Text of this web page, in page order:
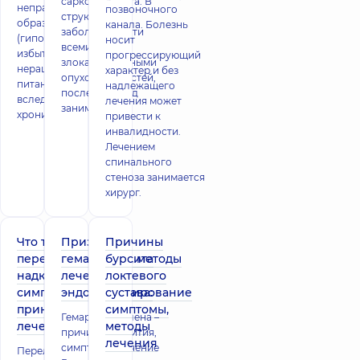
неправильного
образа жизни
(гиподинамия,
избыточный вес,
нерациональное
питание) или
вследствие
хронического заболе
структуре
заболеваемости
всеми
злокачественными
опухолями костей,
последний вид
занимает 2-
позвоночного
канала. Болезнь
носит
прогрессирующий
характер и без
надлежащего
лечения может
привести к
инвалидности.
Лечением
спинального
стеноза занимается
хирург.
Что такое
перелом
надколенника:
симптомы,
принципы
лечения
Перелом
Признаки
гемартроза, методы
лечения,
эндопротезирование
Гемартроз колена –
причины развития,
симптомы, лечение
Причины
бурсита
локтевого
сустава:
симптомы,
методы
лечения